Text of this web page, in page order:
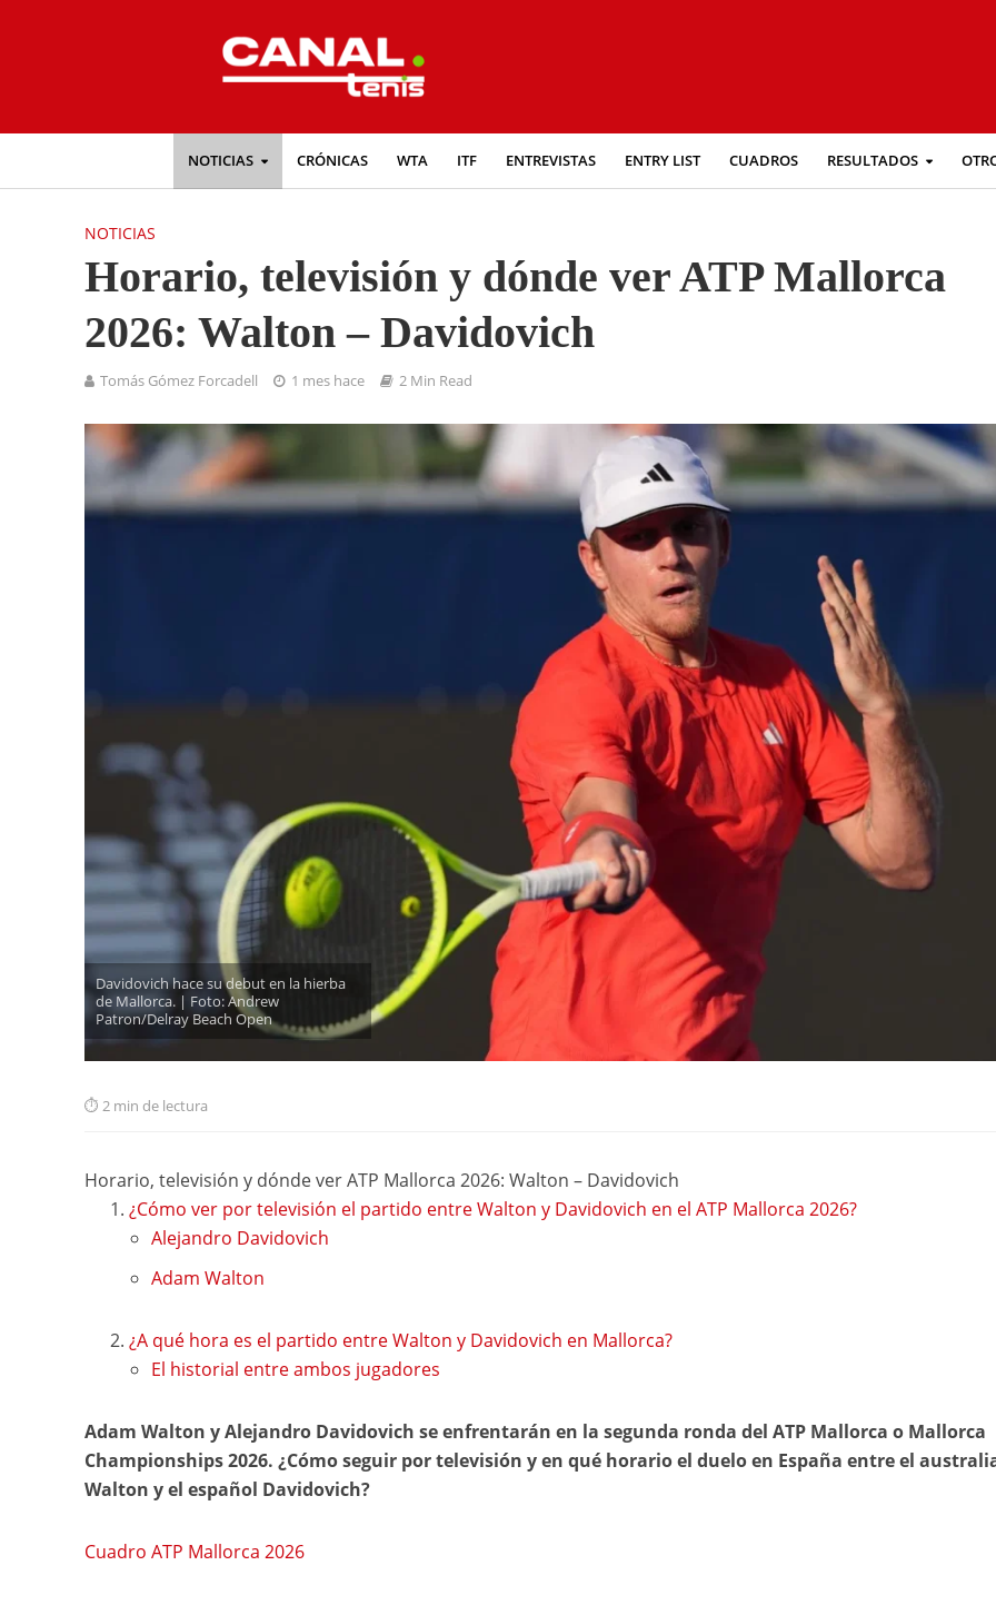
NOTICIAS CRÓNICAS WTA ITF ENTREVISTAS ENTRY LIST CUADROS RESULTADOS
NOTICIAS
Horario, televisión y dónde ver ATP Mallorca
2026: Walton – Davidovich
Tomás Gómez Forcadell 1 mes hace 2 Min Read
Davidovich hace su debut en la hierba
de Mallorca. | Foto: Andrew
Patron/Delray Beach Open
2 min de lectura
Horario, televisión y dónde ver ATP Mallorca 2026: Walton – Davidovich
¿Cómo ver por televisión el partido entre Walton y Davidovich en el ATP Mallorca 2026?
Alejandro Davidovich
Adam Walton
¿A qué hora es el partido entre Walton y Davidovich en Mallorca?
El historial entre ambos jugadores
Adam Walton y Alejandro Davidovich se enfrentarán en la segunda ronda del ATP Mallorca o Mallorca
Championships 2026. ¿Cómo seguir por televisión y en qué horario el duelo en España entre el
Walton y el español Davidovich?
Cuadro ATP Mallorca 2026